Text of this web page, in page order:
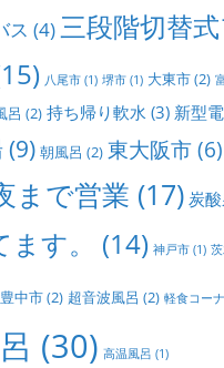
ス (4)三段階切替
八尾市 (1) 堺市 (1) 大東市(2)
呂 (2) 持ち帰り軟水 (3) 新型
(9) 朝風呂 (2) 東大阪市(6)
まで営業 (17) 炭
す。
(14) 神戸市 (1)
豊中市(2) 超音波風呂 (2) 軽食コー
(30) 高温風呂 (1)